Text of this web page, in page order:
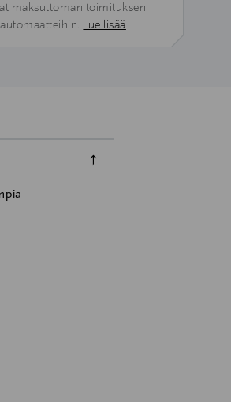
maksuttoman toimituksen
Lue lisää